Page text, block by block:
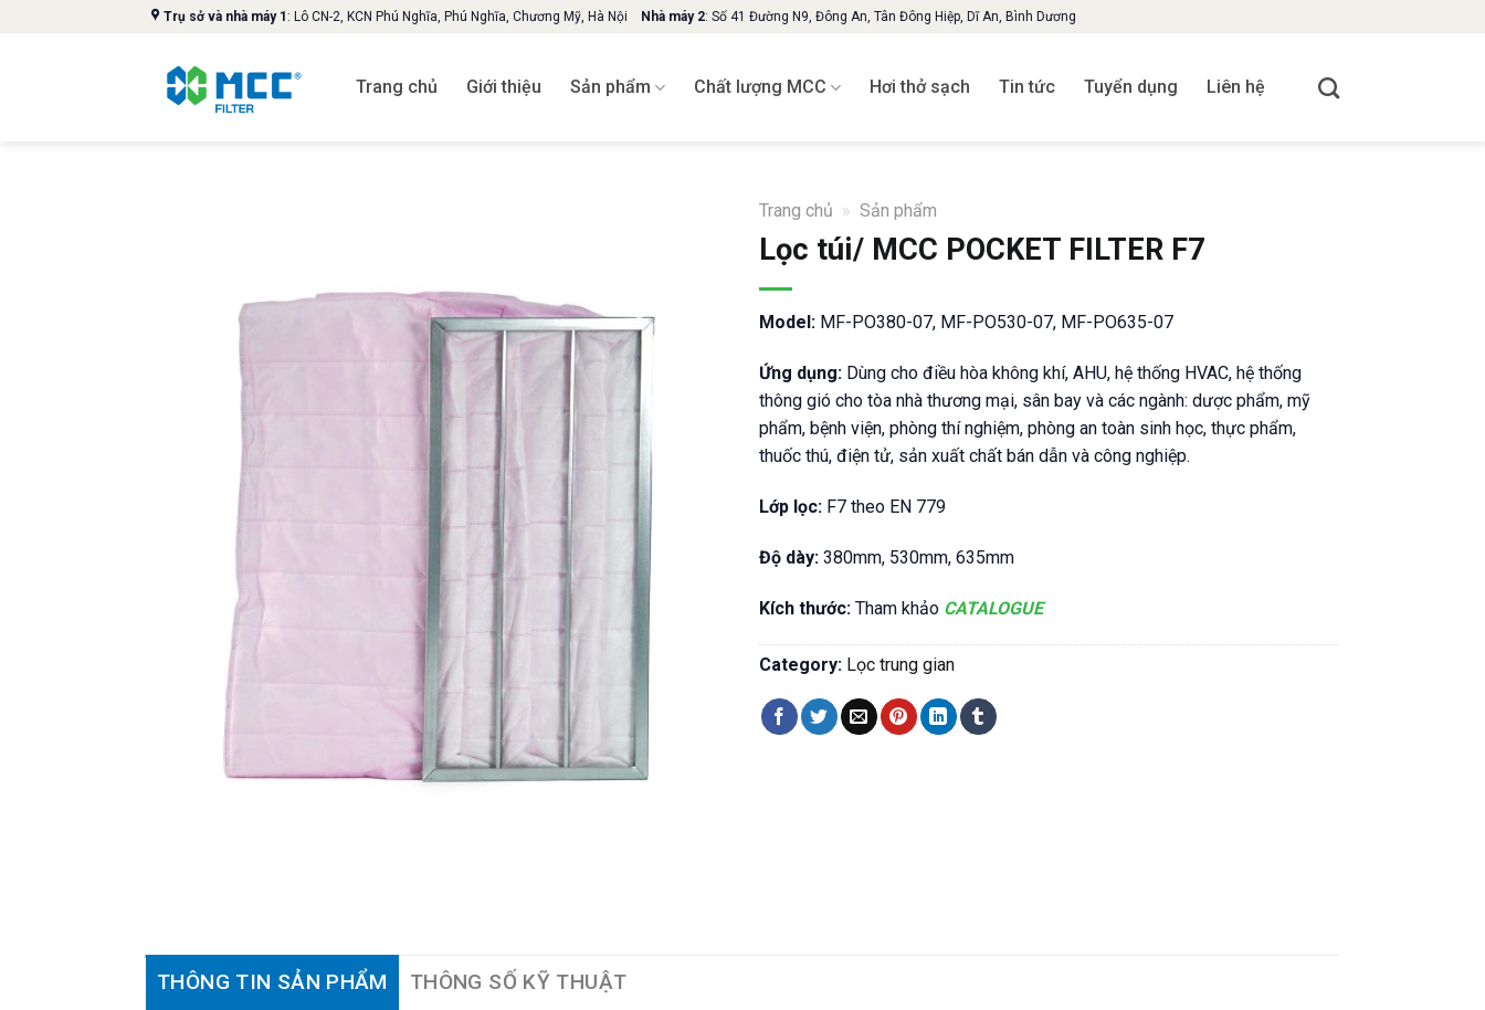
Trụ sở và nhà máy 1 : Lô CN-2, KCN Phú Nghĩa, Phú Nghĩa, Chương Mỹ, Hà Nội Nhà máy 2: Số 41 Đường N9, Đông An, Tân Đông Hiệp, Dĩ An, Bình Dương
Trang chủ Giới thiệu Sản phẩm Chất lượng MCC Hơi thở sạch Tin tức Tuyển dụng Liên hệ
Trang chủ » Sản phẩm
Lọc túi/ MCC POCKET FILTER F7
Model: MF-PO380-07, MF-PO530-07, MF-PO635-07
Ứng dụng: Dùng cho điều hòa không khí, AHU, hệ thống HVAC, hệ thống
thông gió cho tòa nhà thương mại, sân bay và các ngành: dược phẩm, mỹ
phẩm, bệnh viện, phòng thí nghiệm, phòng an toàn sinh học, thực phẩm,
thuốc thú, điện tử, sản xuất chất bán dẫn và công nghiệp.
Lớp lọc: F7 theo EN 779
Độ dày: 380mm, 530mm, 635mm
Kích thước: Tham khảo CATALOGUE
Category: Lọc trung gian
THÔNG TIN SẢN PHẨM THÔNG SỐ KỸ THUẬT